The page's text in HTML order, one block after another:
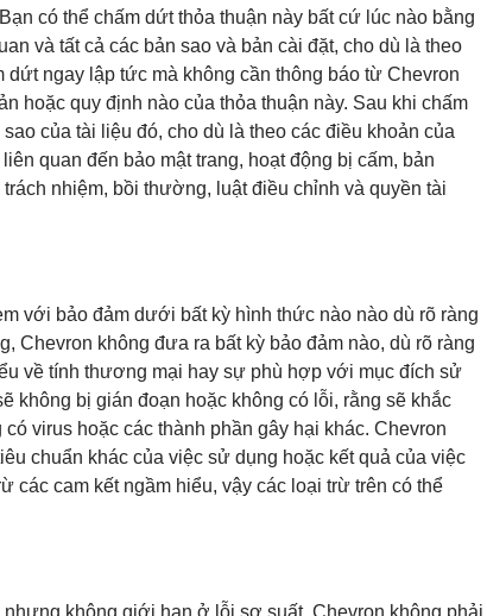
có thể chấm dứt thỏa thuận này bất cứ lúc nào bằng
và tất cả các bản sao và bản cài đặt, cho dù là theo
ngay lập tức mà không cần thông báo từ Chevron
hoặc quy định nào của thỏa thuận này. Sau khi chấm
của tài liệu đó, cho dù là theo các điều khoản của
quan đến bảo mật trang, hoạt động bị cấm, bản
nhiệm, bồi thường, luật điều chỉnh và quyền tài
với bảo đảm dưới bất kỳ hình thức nào nào dù rõ ràng
Chevron không đưa ra bất kỳ bảo đảm nào, dù rõ ràng
về tính thương mại hay sự phù hợp với mục đích sử
không bị gián đoạn hoặc không có lỗi, rằng sẽ khắc
virus hoặc các thành phần gây hại khác. Chevron
chuẩn khác của việc sử dụng hoặc kết quả của việc
các cam kết ngầm hiểu, vậy các loại trừ trên có thể
không giới hạn ở lỗi sơ suất, Chevron không phải